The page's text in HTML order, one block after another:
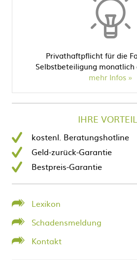
Privathaftpflicht für die
Selbstbeteiligung monatlich
mehr Infos
IHRE
kostenl. Beratungshotline
Geld-zurück-Garantie
Bestpreis-Garantie
Lexikon
Schadensmeldung
Kontakt